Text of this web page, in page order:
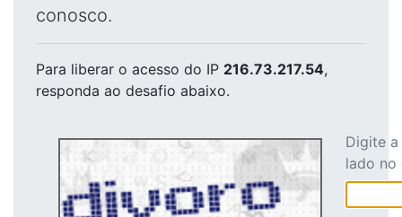
conosco.
Para liberar o acesso do IP 216.73.217.54,
responda ao desafio abaixo.
Digite
lado no